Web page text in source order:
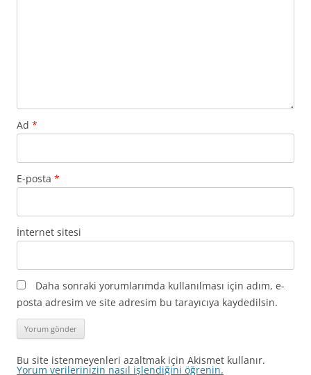
Ad *
E-posta *
İnternet sitesi
Daha sonraki yorumlarımda kullanılması için adım, e-
posta adresim ve site adresim bu tarayıcıya kaydedilsin.
Bu site istenmeyenleri azaltmak için Akismet kullanır.
Yorum verilerinizin nasıl işlendiğini öğrenin.